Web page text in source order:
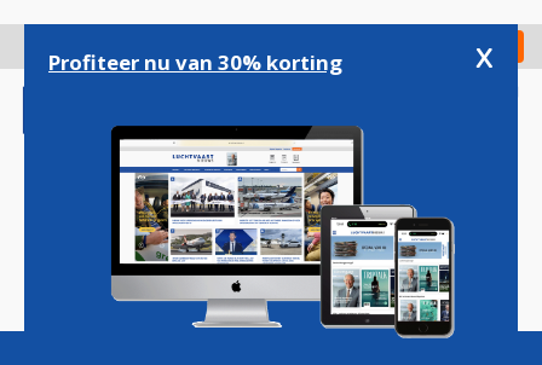
gaan
Check in
Magazine Podcasts Vacatures
Profiteer nu van 30% korting x